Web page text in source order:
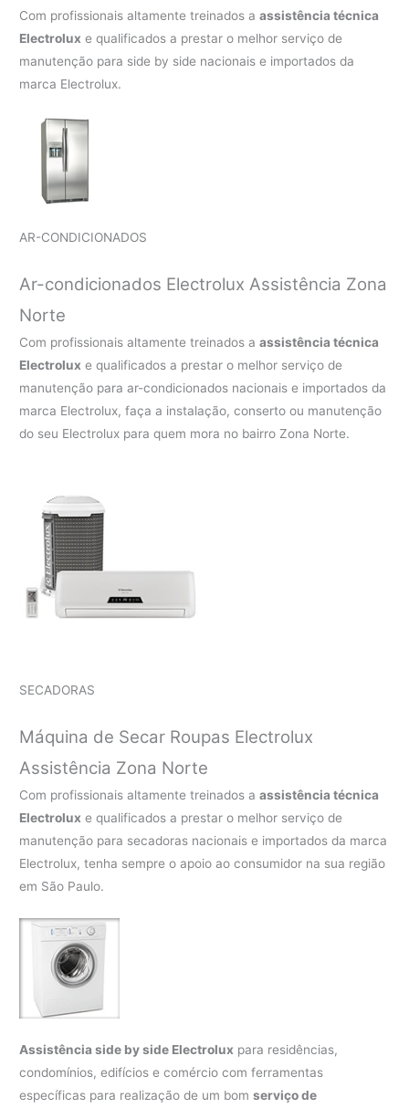
Com profissionais altamente treinados aassistência técnica
Electrolux e qualificados a prestar o melhor serviço de
manutenção para side by side nacionais e importados da
marca Electrolux.
AR-CONDICIONADOS
Ar-condicionados Electrolux Assistência Zona
Norte
Com profissionais altamente treinados aassistência técnica
Electrolux e qualificados a prestar o melhor serviço de
manutenção para ar-condicionados nacionais e importados da
marca Electrolux, faça a instalação, conserto ou manutenção
do seu Electrolux para quem mora no bairro Zona Norte.
SECADORAS
Máquina de Secar Roupas Electrolux
Assistência Zona Norte
Com profissionais altamente treinados aassistência técnica
Electrolux e qualificados a prestar o melhor serviço de
manutenção para secadoras nacionais e importados da marca
Electrolux, tenha sempre o apoio ao consumidor na sua região
em São Paulo.
Assistência side by side Electrolux para residências,
condomínios, edifícios e comércio com ferramentas
específicas para realização de um bomserviço de